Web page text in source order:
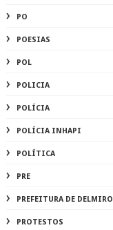
PO
POESIAS
POL
POLICIA
POLÍCIA
POLÍCIA INHAPI
POLÍTICA
PRE
PREFEITURA DE DELMIRO
PROTESTOS